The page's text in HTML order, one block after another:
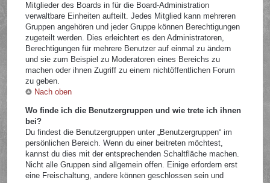
Mitglieder des Boards in für die Board-Administration
verwaltbare Einheiten aufteilt. Jedes Mitglied kann mehreren
Gruppen angehören und jeder Gruppe können Berechtigungen
zugeteilt werden. Dies erleichtert es den Administratoren,
Berechtigungen für mehrere Benutzer auf einmal zu ändern
und sie zum Beispiel zu Moderatoren eines Bereichs zu
machen oder ihnen Zugriff zu einem nichtöffentlichen Forum
zu geben.
Nach oben
Wo finde ich die Benutzergruppen und wie trete ich ihnen
bei?
Du findest die Benutzergruppen unter „Benutzergruppen“ im
persönlichen Bereich. Wenn du einer beitreten möchtest,
kannst du dies mit der entsprechenden Schaltfläche machen.
Nicht alle Gruppen sind allgemein offen. Einige erfordern erst
eine Freischaltung, andere können geschlossen sein und